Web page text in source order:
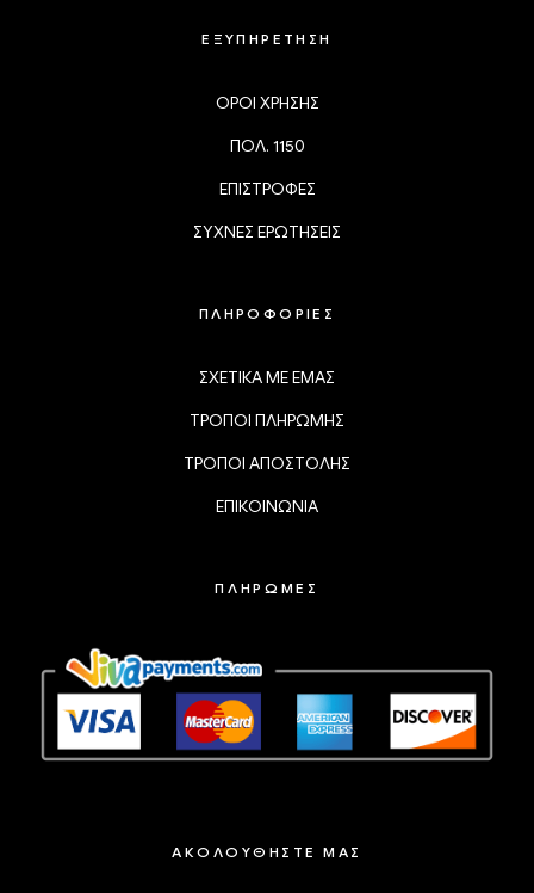
ΕΞΥΠΗΡΕΤΗΣΗ
ΟΡΟΙ ΧΡΗΣΗΣ
ΠΟΛ. 1150
ΕΠΙΣΤΡΟΦΕΣ
ΣΥΧΝΕΣ ΕΡΩΤΗΣΕΙΣ
ΠΛΗΡΟΦΟΡΙΕΣ
ΣΧΕΤΙΚΑ ΜΕ ΕΜΑΣ
ΤΡΟΠΟΙ ΠΛΗΡΩΜΗΣ
ΤΡΟΠΟΙ ΑΠΟΣΤΟΛΗΣ
ΕΠΙΚΟΙΝΩΝΙΑ
ΠΛΗΡΩΜΕΣ
ΑΚΟΛΟΥΘΗΣΤΕ ΜΑΣ